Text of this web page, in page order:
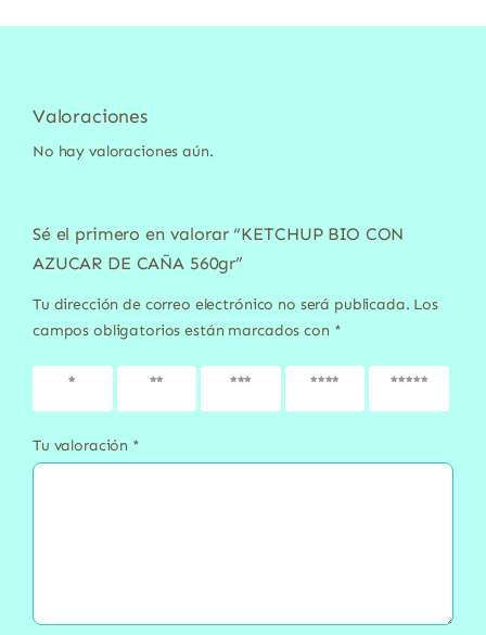
Valoraciones
No hay valoraciones aún.
Sé el primero en valorar “KETCHUP BIO CON
AZUCAR DE CAÑA 560gr”
Tu dirección de correo electrónico no será publicada. Los
campos obligatorios están marcados con *
1 de 5
2 de 5
3 de 5
4 de 5
5 de 5
Tu valoración *